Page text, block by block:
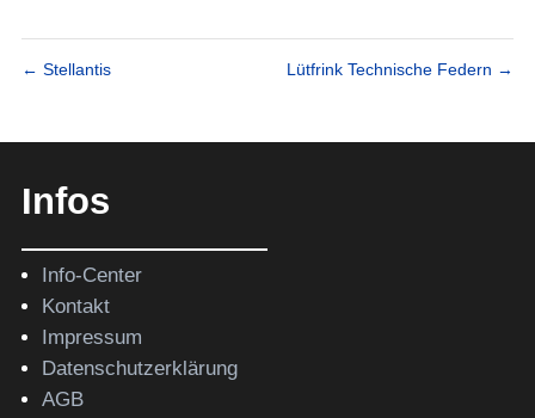
← Stellantis Lütfrink Technische Federn →
Infos
Info-Center
Kontakt
Impressum
Datenschutzerklärung
AGB